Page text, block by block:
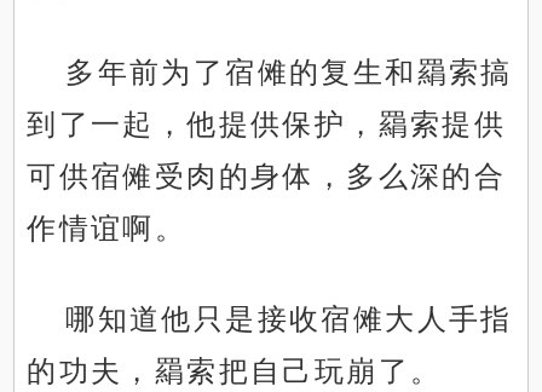
多年前为了宿傩的复生和羂索搞
到了一起，他提供保护，羂索提供
可供宿傩受肉的身体，多么深的合
作情谊啊。
哪知道他只是接收宿傩大人手指
的功夫，羂索把自己玩崩了。